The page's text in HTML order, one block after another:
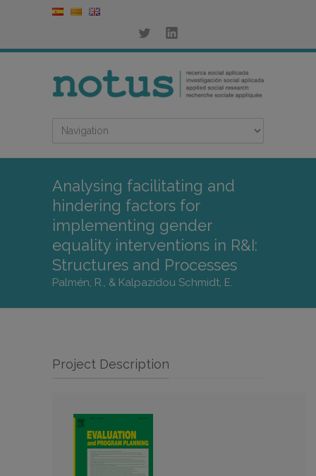
Analysing facilitating and
hindering factors for
implementing gender
equality interventions in R&I:
Structures and Processes
Palmén, R., & Kalpazidou Schmidt, E.
Project Description